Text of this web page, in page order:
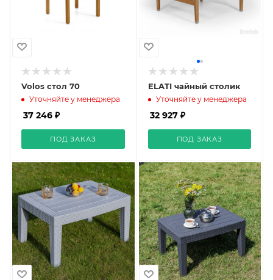
Volos стол 70
Уточняйте у менеджера
37 246 ₽
ПОД ЗАКАЗ
ELATI чайный столик
Уточняйте у менеджера
32 927 ₽
ПОД ЗАКАЗ